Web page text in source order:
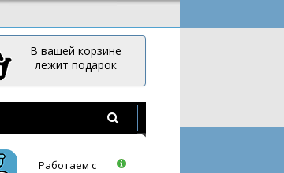
В вашей корзине
лежит подарок
Работаем с